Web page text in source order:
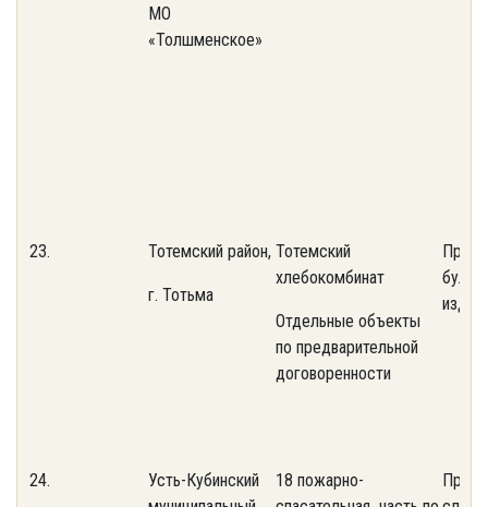
МО
«Толшменское»
23. Тотемский район,
г. Тотьма
Тотемский
хлебокомбинат
Отдельные объекты
по предварительной
договоренности
24.
Усть-Кубинский
18 пожарно-